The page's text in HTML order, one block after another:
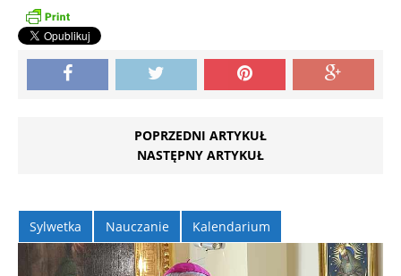
POPRZEDNI ARTYKUŁ
NASTĘPNY ARTYKUŁ
Sylwetka Nauczanie Kalendarium